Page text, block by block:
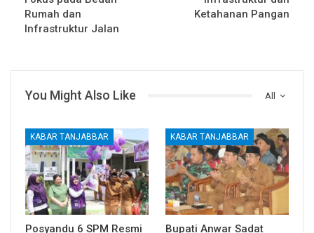
Rumah dan
Infrastruktur Jalan
Ketahanan Pangan
All
You Might Also Like
KABAR TANJABBAR
Posyandu 6 SPM Resmi
KABAR TANJABBAR
Bupati Anwar Sadat